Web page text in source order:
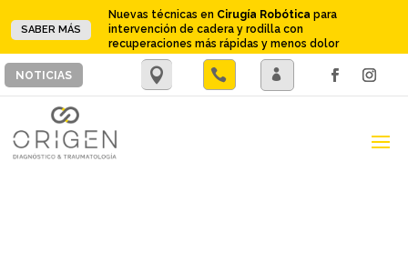
SABER MÁS
Nuevas técnicas en Cirugía Robótica para
intervención de cadera y rodilla con
recuperaciones más rápidas y menos dolor
NOTICIAS 